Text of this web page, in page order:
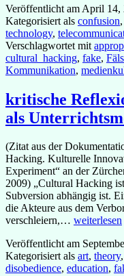
Veröffentlicht am April 14,
Kategorisiert als confusion,
technology,
Verschlagwortet mit
cultural_hacking, fake,
Kommunikation,
kritische
als
(Zitat aus der
Hacking. Kulturelle
Experiment“ an der
2009) „Cultural Hacking
Subversion abhängig ist.
die Akteure aus dem
verschleiern,… kritische
zu
Cultural
Hacking
weiterlesen
Veröffentlicht am
Kategorisiert als art, theory,
disobedience, education,